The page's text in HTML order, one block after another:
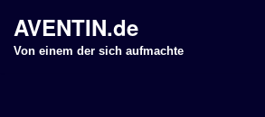
Z
AVENTIN.de
Von einem der sich aufmachte